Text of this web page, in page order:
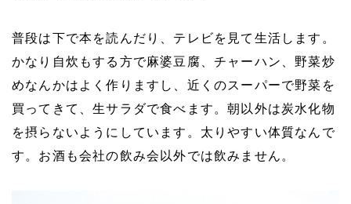
普段は下で本を読んだり、テレビを見て生活します。
かなり自炊もする方で麻婆豆腐、チャーハン、野菜炒
めなんかはよく作りますし、近くのスーパーで野菜を
買ってきて、生サラダで食べます。朝以外は炭水化物
を摂らないようにしています。 太りやすい体質なんで
す。 お酒も会社の飲み会以外では飲みません。